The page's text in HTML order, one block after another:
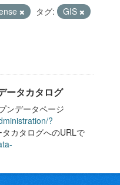
タグ:
GIS
ータカタログ
ンデータページ
?
カタログへのURLで